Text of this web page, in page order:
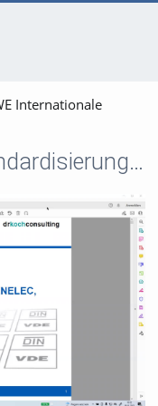
Internationale
AWE Internationale Standardisierung Teil 2-1 EU